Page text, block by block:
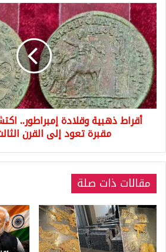
أقراط
ذهبية
وقلادة
إمبراطور..
اكتشاف
كنز
كبير
داخل
مقبرة
تعود
الثالث
أقراط ذهبية وقلادة إمبراطور..
مقبرة تعود إلى القرن
مقالات ذات صلة